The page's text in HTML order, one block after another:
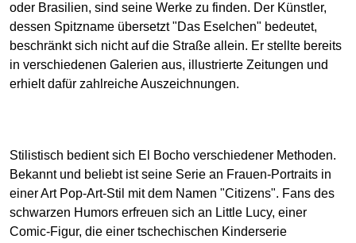
oder Brasilien, sind seine Werke zu finden. Der Künstler,
dessen Spitzname übersetzt "Das Eselchen" bedeutet,
beschränkt sich nicht auf die Straße allein. Er stellte bereits
in verschiedenen Galerien aus, illustrierte Zeitungen und
erhielt dafür zahlreiche Auszeichnungen.
Stilistisch bedient sich El Bocho verschiedener Methoden.
Bekannt und beliebt ist seine Serie an Frauen-Portraits in
einer Art Pop-Art-Stil mit dem Namen "Citizens". Fans des
schwarzen Humors erfreuen sich an Little Lucy, einer
Comic-Figur, die einer tschechischen Kinderserie